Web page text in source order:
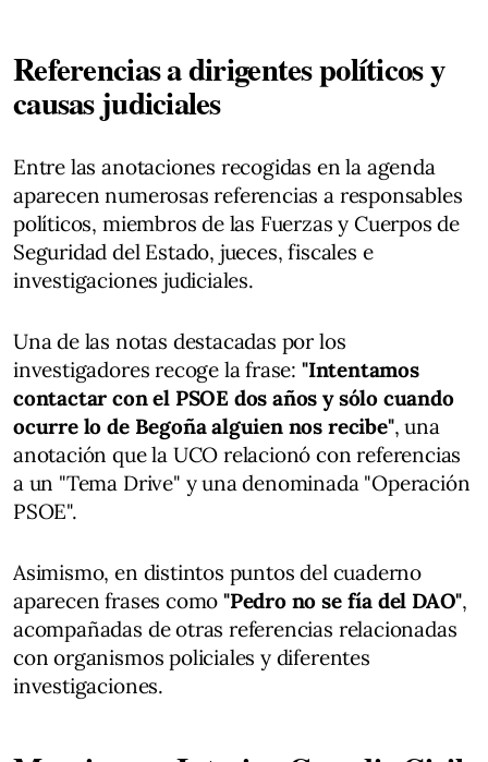
Referencias a dirigentes políticos y
causas judiciales
Entre las anotaciones recogidas en la agenda
aparecen numerosas referencias a responsables
políticos, miembros de las Fuerzas y Cuerpos de
Seguridad del Estado, jueces, fiscales e
investigaciones judiciales.
Una de las notas destacadas por los
investigadores recoge la frase: "Intentamos
contactar con el PSOE dos años y sólo cuando
ocurre lo de Begoña alguien nos recibe", una
anotación que la UCO relacionó con referencias
a un "Tema Drive" y una denominada "Operación
PSOE".
Asimismo, en distintos puntos del cuaderno
aparecen frases como"Pedro no se fía del DAO",
acompañadas de otras referencias relacionadas
con organismos policiales y diferentes
investigaciones.